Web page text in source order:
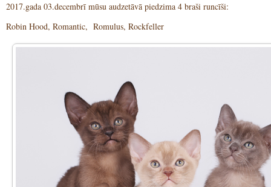
2017.gada 03.decembrī mūsu audzetāvā piedzima 4 braši runcīši:
Robin Hood, Romantic, Romulus, Rockfeller